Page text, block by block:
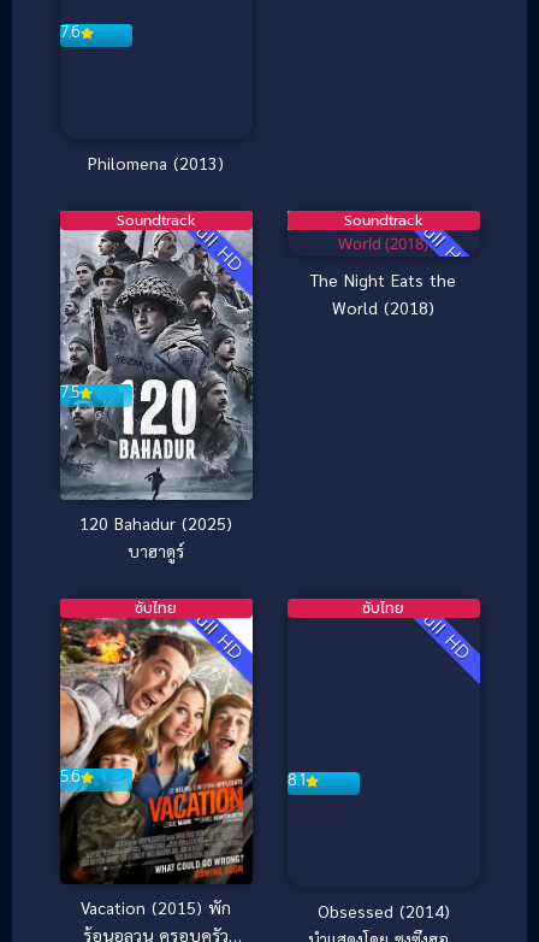
7.6
Philomena (2013)
Full HD
7.5
Soundtrack
120 Bahadur (2025)
บาฮาดูร์
Full HD
Soundtrack
The Night Eats the
World (2018)
Full HD
5.6
ซับไทย
Vacation (2015) พัก
ร้อนอลวน ครอบครัว
Full HD
8.1
ซับไทย
Obsessed (2014)